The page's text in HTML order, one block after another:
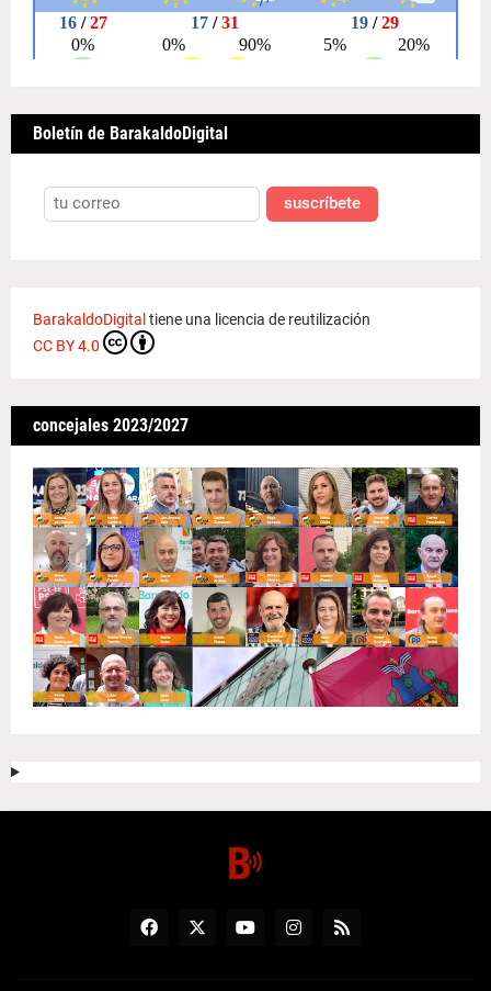
Boletín de BarakaldoDigital
suscríbete
BarakaldoDigitaltiene una licencia de reutilización
CC BY 4.0
concejales 2023/2027